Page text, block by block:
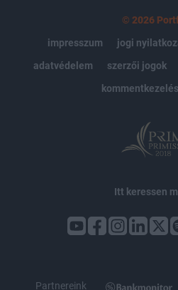
© 2026
impresszum
jogi
adatvédelem
szerzői jogok
kommentkezelés
Itt keressen
Partnereink